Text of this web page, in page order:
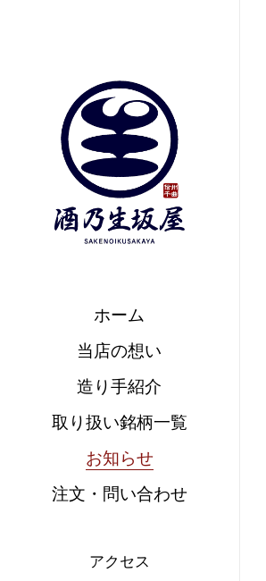
ホーム
当店の想い
造り手紹介
取り扱い銘柄一覧
お知らせ
注文・問い合わせ
アクセス